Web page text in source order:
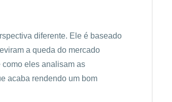
diferente. Ele é baseado
a queda do mercado
eles analisam as
acaba rendendo um bom